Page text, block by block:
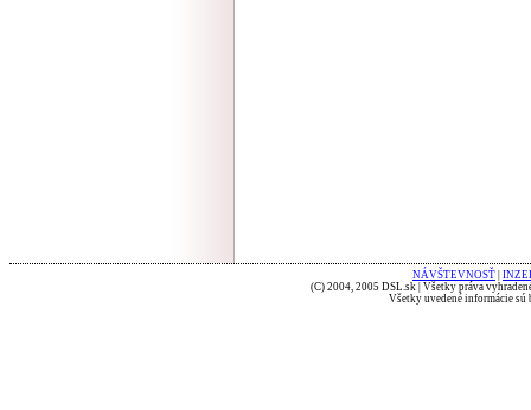
NÁVŠTEVNOSŤ
(C) 2004, 2005 DSL.sk | Všetky práva
Všetky uvedené informácie sú